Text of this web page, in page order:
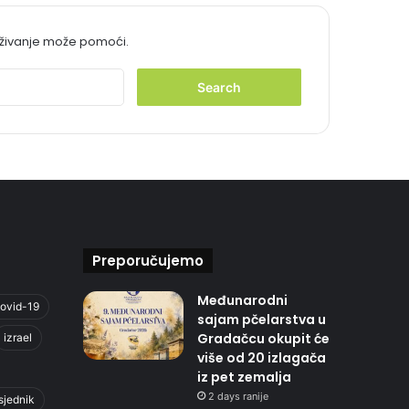
može pomoći.
r
19
izrael
Preporučujemo
Međunarodni
sajam pčelarstva u
Gradačcu okupit će
više od 20 izlagača
iz pet zemalja
2 days ranije